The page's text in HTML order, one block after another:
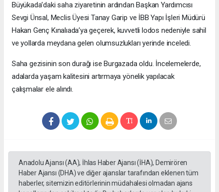
Büyükada’daki saha ziyaretinin ardından Başkan Yardımcısı
Sevgi Ünsal, Meclis Üyesi Tanay Garip ve İBB Yapı İşleri Müdürü
Hakan Genç Kınalıada’ya geçerek, kuvvetli lodos nedeniyle sahil
ve yollarda meydana gelen olumsuzlukları yerinde inceledi.
Saha gezisinin son durağı ise Burgazada oldu. İncelemelerde,
adalarda yaşam kalitesini artırmaya yönelik yapılacak
çalışmalar ele alındı.
Anadolu Ajansı (AA), İhlas Haber Ajansı (İHA), Demirören
Haber Ajansı (DHA) ve diğer ajanslar tarafından eklenen tüm
haberler, sitemizin editörlerinin müdahalesi olmadan ajans